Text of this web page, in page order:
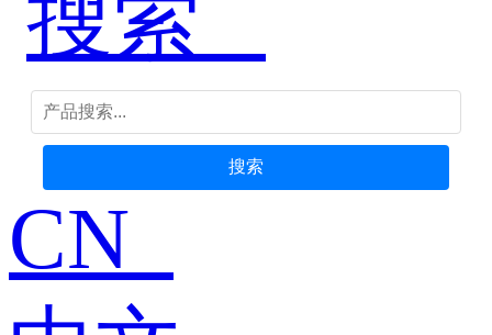
搜索
CN